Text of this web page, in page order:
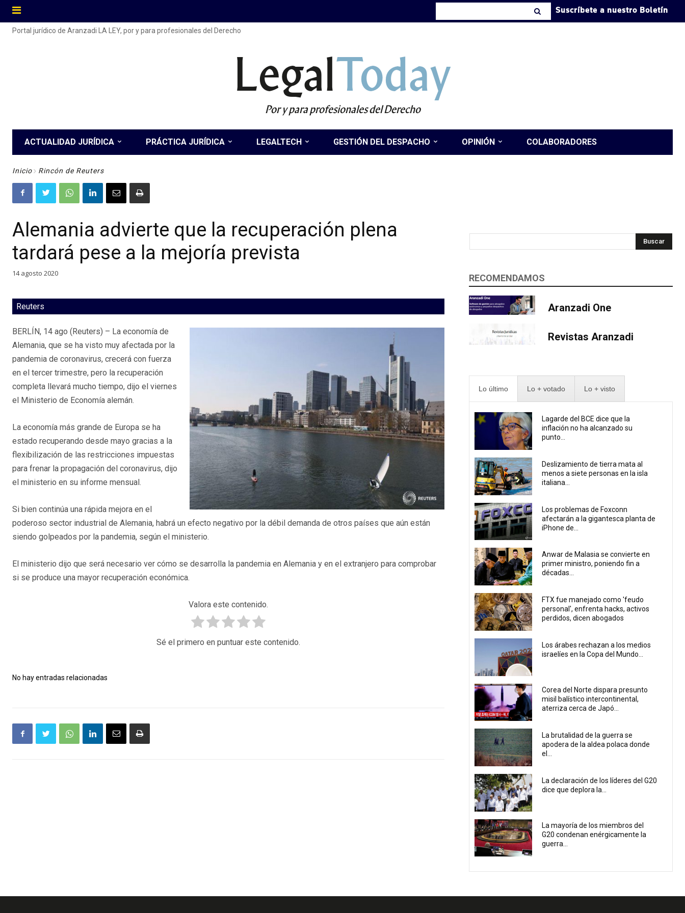
Suscríbete a nuestro Boletín
Portal jurídico de Aranzadi LA LEY, por y para profesionales del Derecho
LegalToday
Por y para profesionales del Derecho
ACTUALIDAD JURÍDICA PRÁCTICA JURÍDICA LEGALTECH GESTIÓN DEL DESPACHO OPINIÓN COLABORADORES
Inicio Rincón de Reuters
Alemania advierte que la recuperación plena
tardará pese a la mejoría prevista
14 agosto 2020
Reuters
BERLÍN, 14 ago (Reuters) – La economía de
Alemania, que se ha visto muy afectada por la
pandemia de coronavirus, crecerá con fuerza
en el tercer trimestre, pero la recuperación
completa llevará mucho tiempo, dijo el viernes
el Ministerio de Economía alemán.
La economía más grande de Europa se ha
estado recuperando desde mayo gracias a la
flexibilización de las restricciones impuestas
para frenar la propagación del coronavirus, dijo
el ministerio en su informe mensual.
Si bien continúa una rápida mejora en el
poderoso sector industrial de Alemania, habrá un efecto negativo por la débil demanda de otros países que aún están
siendo golpeados por la pandemia, según el ministerio.
El ministerio dijo que será necesario ver cómo se desarrolla la pandemia en Alemania y en el extranjero para comprobar
si se produce una mayor recuperación económica.
Valora este contenido.
Sé el primero en puntuar este contenido.
No hay entradas relacionadas
Buscar
RECOMENDAMOS
Aranzadi One
Revistas Aranzadi
Lo último Lo + votado Lo + visto
Lagarde del BCE dice que la
inflación no ha alcanzado su
punto...
Deslizamiento de tierra mata al
menos a siete personas en la isla
italiana...
Los problemas de Foxconn
afectarán a la gigantesca planta de
iPhone de...
Anwar de Malasia se convierte en
primer ministro, poniendo fin a
décadas...
FTX fue manejado como 'feudo
personal', enfrenta hacks, activos
perdidos, dicen abogados
Los árabes rechazan a los medios
israelíes en la Copa del Mundo...
Corea del Norte dispara presunto
misil balístico intercontinental,
aterriza cerca de Japó...
La brutalidad de la guerra se
apodera de la aldea polaca donde
el...
La declaración de los líderes del G20
dice que deplora la...
La mayoría de los miembros del
G20 condenan enérgicamente la
guerra...